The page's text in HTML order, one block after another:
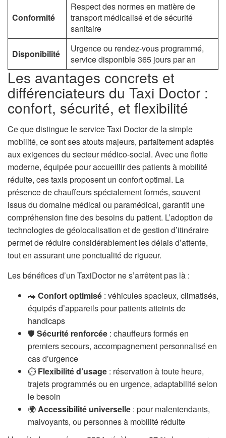
Conformité
Respect des normes en matière de
transport médicalisé et de sécurité
sanitaire
Disponibilité
Urgence ou rendez-vous programmé,
service disponible 365 jours par an
Les avantages concrets et
différenciateurs du Taxi Doctor :
confort, sécurité, et flexibilité
Ce que distingue le service Taxi Doctor de la simple
mobilité, ce sont ses atouts majeurs, parfaitement adaptés
aux exigences du secteur médico-social. Avec une flotte
moderne, équipée pour accueillir des patients à mobilité
réduite, ces taxis proposent un confort optimal. La
présence de chauffeurs spécialement formés, souvent
issus du domaine médical ou paramédical, garantit une
compréhension fine des besoins du patient. L’adoption de
technologies de géolocalisation et de gestion d’itinéraire
permet de réduire considérablement les délais d’attente,
tout en assurant une ponctualité de rigueur.
Les bénéfices d’un TaxiDoctor ne s’arrêtent pas là :
🚗 Confort optimisé : véhicules spacieux, climatisés,
équipés d’appareils pour patients atteints de
handicaps
🛡️ Sécurité renforcée : chauffeurs formés en
premiers secours, accompagnement personnalisé en
cas d’urgence
⏱️ Flexibilité d’usage : réservation à toute heure,
trajets programmés ou en urgence, adaptabilité selon
le besoin
🌍Accessibilité universelle : pour malentendants,
malvoyants, ou personnes à mobilité réduite